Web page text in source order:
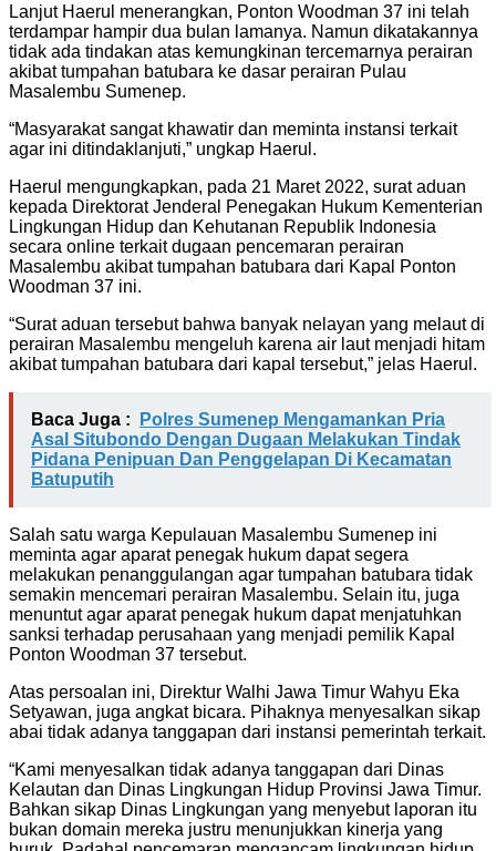
Lanjut Haerul menerangkan, Ponton Woodman 37 ini telah
terdampar hampir dua bulan lamanya. Namun dikatakannya
tidak ada tindakan atas kemungkinan tercemarnya perairan
akibat tumpahan batubara ke dasar perairan Pulau
Masalembu Sumenep.
“Masyarakat sangat khawatir dan meminta instansi terkait
agar ini ditindaklanjuti,” ungkap Haerul.
Haerul mengungkapkan, pada 21 Maret 2022, surat aduan
kepada Direktorat Jenderal Penegakan Hukum Kementerian
Lingkungan Hidup dan Kehutanan Republik Indonesia
secara online terkait dugaan pencemaran perairan
Masalembu akibat tumpahan batubara dari Kapal Ponton
Woodman 37 ini.
“Surat aduan tersebut bahwa banyak nelayan yang melaut di
perairan Masalembu mengeluh karena air laut menjadi hitam
akibat tumpahan batubara dari kapal tersebut,” jelas Haerul.
Baca Juga :
Polres Sumenep Mengamankan Pria
Asal Situbondo Dengan Dugaan Melakukan Tindak
Pidana Penipuan Dan Penggelapan Di Kecamatan
Batuputih
Salah satu warga Kepulauan Masalembu Sumenep ini
meminta agar aparat penegak hukum dapat segera
melakukan penanggulangan agar tumpahan batubara tidak
semakin mencemari perairan Masalembu. Selain itu, juga
menuntut agar aparat penegak hukum dapat menjatuhkan
sanksi terhadap perusahaan yang menjadi pemilik Kapal
Ponton Woodman 37 tersebut.
Atas persoalan ini, Direktur Walhi Jawa Timur Wahyu Eka
Setyawan, juga angkat bicara. Pihaknya menyesalkan sikap
abai tidak adanya tanggapan dari instansi pemerintah terkait.
“Kami menyesalkan tidak adanya tanggapan dari Dinas
Kelautan dan Dinas Lingkungan Hidup Provinsi Jawa Timur.
Bahkan sikap Dinas Lingkungan yang menyebut laporan itu
bukan domain mereka justru menunjukkan kinerja yang